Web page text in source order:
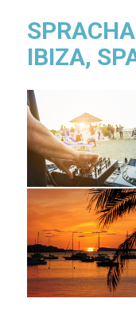
IBIZA,